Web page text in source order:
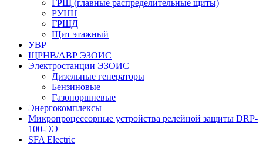
ГРЩ (главные распределительные щиты)
РУНН
ГРЩД
Щит этажный
УВР
ЩРНВ/АВР ЭЗОИС
Электростанции ЭЗОИС
Дизельные генераторы
Бензиновые
Газопоршневые
Энергокомплексы
Микропроцессорные устройства релейной защиты DRP-
100-ЭЭ
SFA Electric